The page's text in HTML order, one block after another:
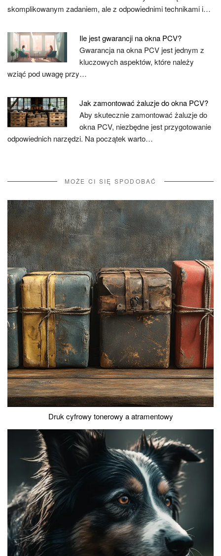
skomplikowanym zadaniem, ale z odpowiednimi technikami i…
Ile jest gwarancji na okna PCV?
Gwarancja na okna PCV jest jednym z
kluczowych aspektów, które należy
wziąć pod uwagę przy…
Jak zamontować żaluzje do okna PCV?
Aby skutecznie zamontować żaluzje do
okna PCV, niezbędne jest przygotowanie
odpowiednich narzędzi. Na początek warto…
MOŻE CI SIĘ SPODOBAĆ
Druk cyfrowy tonerowy a atramentowy